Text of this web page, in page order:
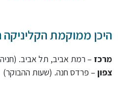
היכן ממוקמת
מרכז – רמת אביב, תל אביב.
צפון – פרדס חנה. (שעות ההבוקר)